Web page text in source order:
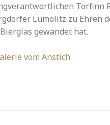
Torfinn
Lumolitz zu Ehren
gewandet hat.
vom Anstich